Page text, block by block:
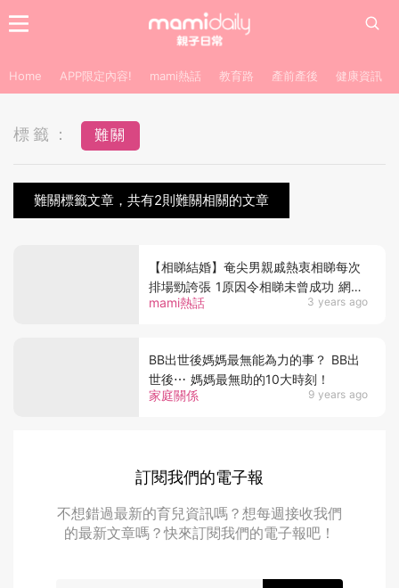
Home APP限定內容! mami熱話 教育路 產前產後 健康資訊
標籤： 難關
難關標籤文章，共有2則難關相關的文章
mami熱話 3 years ago
【相睇結婚】奄尖男親戚熱衷相睇每次
排場勁誇張 1原因令相睇未曾成功 網：
佢唔適合結婚
家庭關係 9 years ago
BB出世後媽媽最無能為力的事？ BB出
世後⋯ 媽媽最無助的10大時刻！
訂閱我們的電子報
不想錯過最新的育兒資訊嗎？想每週接收我們
的最新文章嗎？快來訂閱我們的電子報吧！